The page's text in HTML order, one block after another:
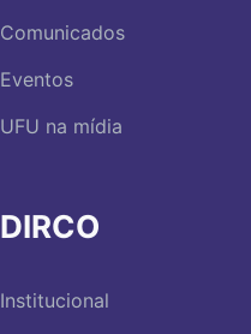
Comunicados
Eventos
UFU na mídia
DIRCO
Institucional